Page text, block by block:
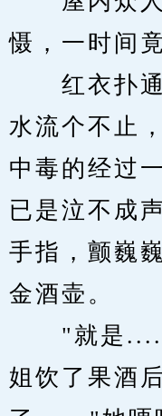
慑，一时间
红衣扑通
水流个不止
中毒的经过
已是泣不成
手指，颤巍
金酒壶。
"就是......
姐饮了果酒